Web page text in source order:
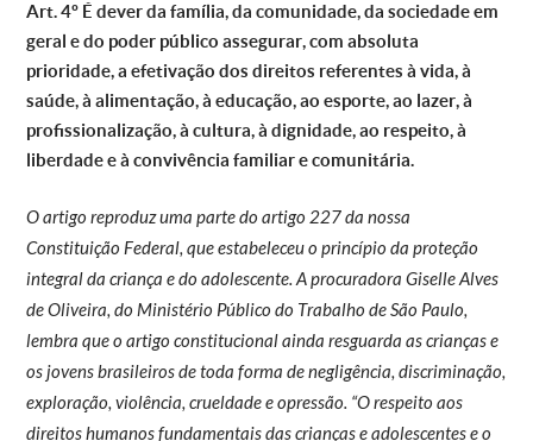
Art. 4º É dever da família, da comunidade, da sociedade em
geral e do poder público assegurar, com absoluta
prioridade, a efetivação dos direitos referentes à vida, à
saúde, à alimentação, à educação, ao esporte, ao lazer, à
profissionalização, à cultura, à dignidade, ao respeito, à
liberdade e à convivência familiar e comunitária.
O artigo reproduz uma parte do artigo 227 da nossa
Constituição Federal, que estabeleceu o princípio da proteção
integral da criança e do adolescente. Aprocuradora Giselle Alves
de Oliveira, do Ministério Público do Trabalho de São Paulo,
lembra que o artigo constitucional ainda resguarda as crianças e
os jovens brasileiros de toda forma de negligência, discriminação,
exploração, violência, crueldade e opressão. “O respeito aos
direitos humanos fundamentais das crianças e adolescentes e o